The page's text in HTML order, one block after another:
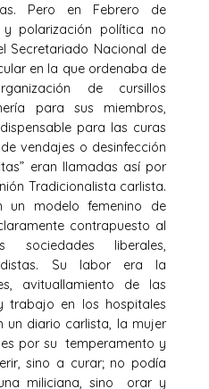
Pero en Febrero de
y polarización política no
Secretariado Nacional de
en la que ordenaba de
de cursillos
para sus miembros,
para las curas
vendajes o desinfección
eran llamadas así por
Tradicionalista carlista.
modelo femenino de
contrapuesto al
liberales,
Su labor era la
avituallamiento de las
trabajo en los hospitales
un diario carlista, la mujer
por su temperamento y
sino a curar; no podía
miliciana, sino orar y